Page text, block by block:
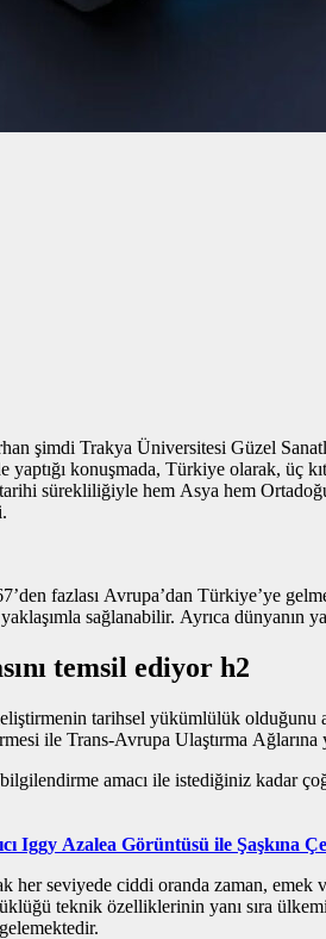
şimdi Trakya Üniversitesi Güzel
konuşmada, Türkiye olarak, üç
sürekliliğiyle hem Asya hem
fazlası Avrupa’dan Türkiye’ye
sağlanabilir. Ayrıca
temsil ediyor h2
tarihsel yükümlülük olduğunu
ile Trans-Avrupa Ulaştırma
amacı ile istediğiniz kadar
Iggy Azalea Görüntüsü ile Şaşkına
seviyede ciddi oranda zaman, emek
teknik özelliklerinin yanı sıra